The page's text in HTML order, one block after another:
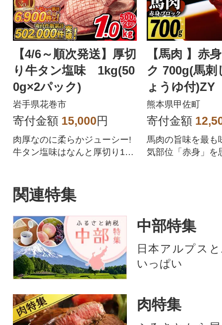
【4/6～順次発送】厚切
り牛タン塩味 1kg(50
0g×2パック)
岩手県花巻市
寄付金額 15,000円
肉厚なのに柔らかジューシー!
牛タン塩味はなんと厚切り10
【馬肉 】赤
ク 700g(馬刺
ょうゆ付)ZY
熊本県甲佐町
寄付金額
馬肉の旨味を最も
気部位「赤身」を
で、生食に近い食
の馬肉のお礼品で
関連特集
中部特集
日本アルプス
いっぱい
肉特集